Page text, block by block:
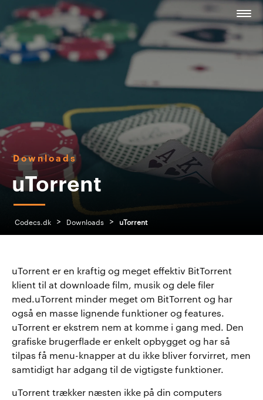
Downloads
uTorrent
Codecs.dk > Downloads > uTorrent
uTorrent er en kraftig og meget effektiv BitTorrent
klient til at downloade film, musik og dele filer
med.uTorrent minder meget om BitTorrent og har
også en masse lignende funktioner og features.
uTorrent er ekstrem nem at komme i gang med. Den
grafiske brugerflade er enkelt opbygget og har så
tilpas få menu-knapper at du ikke bliver forvirret, men
samtidigt har adgang til de vigtigste funktioner.
uTorrent trækker næsten ikke på din computers